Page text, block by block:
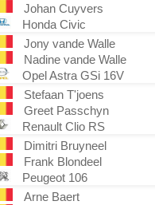
Johan Cuyvers
Honda Civic
Jony vande Walle
Nadine vande Walle
Opel Astra GSi 16V
Stefaan T'joens
Greet Passchyn
Renault Clio RS
Dimitri Bruyneel
Frank Blondeel
Peugeot 106
Arne Baert